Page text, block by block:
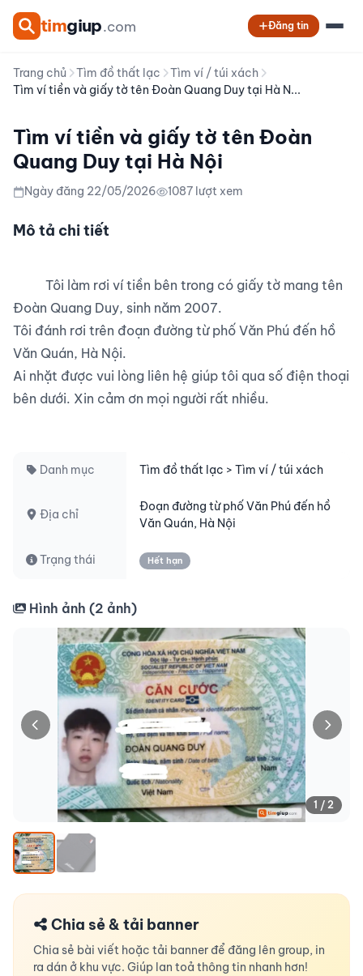
timgiup.com Đăng tin
Trang chủ Tìm đồ thất lạc
Tìm ví / túi xách
Tìm ví tiền và giấy tờ tên Đoàn Quang Duy tại Hà N...
Tìm ví tiền và giấy tờ tên Đoàn
Quang Duy tại Hà Nội
Ngày đăng 22/05/2026 1087 lượt xem
Mô tả chi tiết
Đoàn Quang Duy, sinh năm 2007.
Tôi đánh rơi trên đoạn đường từ phố Văn Phú đến hồ
Văn Quán, Hà Nội.
Ai nhặt được vui lòng liên hệ giúp tôi qua số điện thoại
bên dưới. Xin cảm ơn mọi người rất nhiều.
Danh mục Tìm đồ thất lạc > Tìm ví / túi xách
Địa chỉ
Đoạn đường từ phố Văn Phú đến hồ
Văn Quán, Hà Nội
Trạng thái Hết hạn
Hình ảnh (2 ảnh)
1 / 2
Chia sẻ & tải banner
Chia sẻ bài viết hoặc tải banner để đăng lên group, in
ra dán ở khu vực. Giúp lan toả thông tin nhanh hơn!